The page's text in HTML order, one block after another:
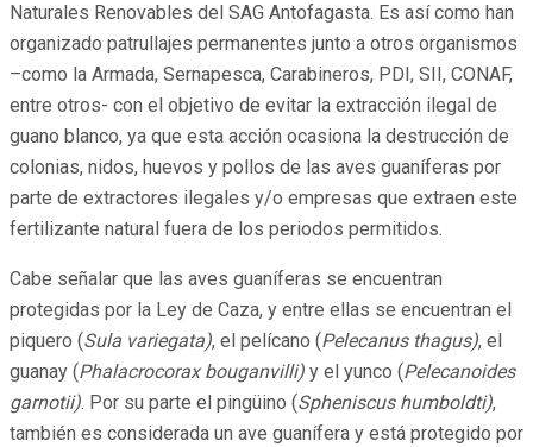
Naturales Renovables del SAG Antofagasta. Es así como han
organizado patrullajes permanentes junto a otros organismos
–como la Armada, Sernapesca, Carabineros, PDI, SII, CONAF,
entre otros- con el objetivo de evitar la extracción ilegal de
guano blanco, ya que esta acción ocasiona la destrucción de
colonias, nidos, huevos y pollos de las aves guaníferas por
parte de extractores ilegales y/o empresas que extraen este
fertilizante natural fuera de los periodos permitidos.
Cabe señalar que las aves guaníferas se encuentran
protegidas por la Ley de Caza, y entre ellas se encuentran el
piquero (Sula variegata), el pelícano (Pelecanus thagus), el
guanay (Phalacrocorax bouganvilli) y el yunco (Pelecanoides
garnotii). Por su parte el pingüino (Spheniscus humboldti),
también es considerada un ave guanífera y está protegido por